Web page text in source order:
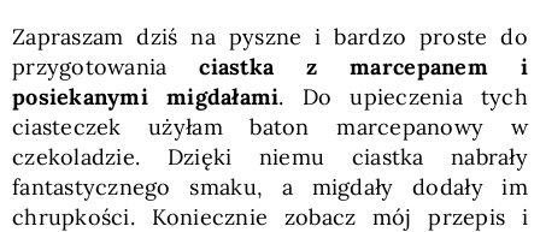
SKLEP
Polski
Zapraszam dziś na pyszne i bardzo proste do
przygotowaniaciastka z marcepanem i
posiekanymi migdałami. Do upieczenia tych
ciasteczek użyłam baton marcepanowy w
czekoladzie. Dzięki niemu ciastka nabrały
fantastycznego smaku, a migdały dodały im
chrupkości. Koniecznie zobacz mój przepis i